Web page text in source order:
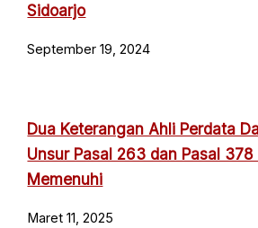
Sidoarjo
September 19, 2024
Dua Keterangan Ahli Perdata
Unsur Pasal 263 dan Pasal 378
Memenuhi
Maret 11, 2025